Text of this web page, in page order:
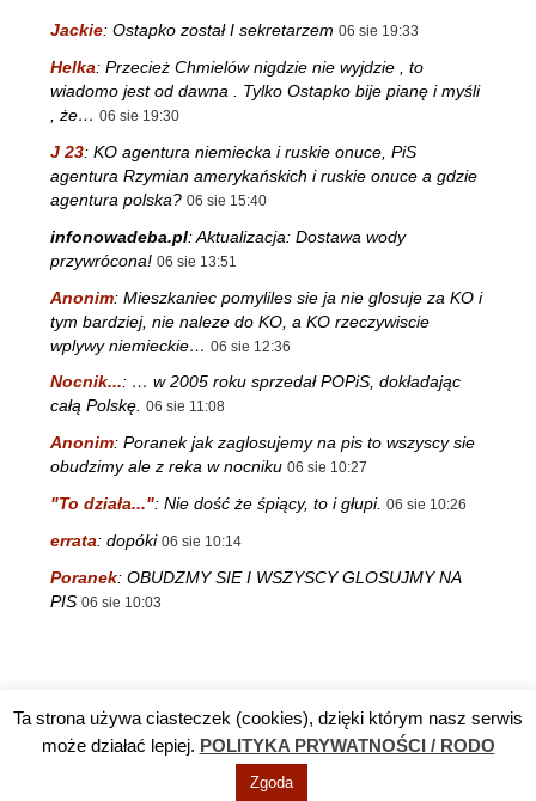
Jackie: Ostapko został I sekretarzem 06 sie 19:33
Helka: Przecież Chmielów nigdzie nie wyjdzie , to
wiadomo jest od dawna . Tylko Ostapko bije pianę i myśli
, że… 06 sie 19:30
J 23: KO agentura niemiecka i ruskie onuce, PiS
agentura Rzymian amerykańskich i ruskie onuce a gdzie
agentura polska? 06 sie 15:40
infonowadeba.pl:Aktualizacja: Dostawa wody
przywrócona! 06 sie 13:51
Anonim: Mieszkaniec pomyliles sie ja nie glosuje za KO i
tym bardziej, nie naleze do KO, a KO rzeczywiscie
wplywy niemieckie… 06 sie 12:36
Nocnik...: … w 2005 roku sprzedał POPiS, dokładając
całą Polskę. 06 sie 11:08
Anonim: Poranek jak zaglosujemy na pis to wszyscy sie
obudzimy ale z reka w nocniku 06 sie 10:27
"To działa...": Nie dość że śpiący, to i głupi. 06 sie 10:26
errata: dopóki 06 sie 10:14
Poranek: OBUDZMY SIE I WSZYSCY GLOSUJMY NA
PIS 06 sie 10:03
Reklama TV DĘBA Polityka prywatności / RODO Kontakt
© Info Nowa Dęba
Ta strona używa ciasteczek (cookies), dzięki którym nasz serwis
może działać lepiej. POLITYKA PRYWATNOŚCI / RODO
Zgoda